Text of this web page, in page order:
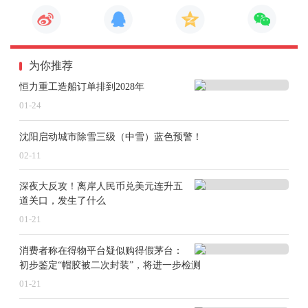
为你推荐
恒力重工造船订单排到2028年
01-24
沈阳启动城市除雪三级（中雪）蓝色预警！
02-11
深夜大反攻！离岸人民币兑美元连升五
道关口，发生了什么
01-21
消费者称在得物平台疑似购得假茅台：
初步鉴定“帽胶被二次封装”，将进一步检测
01-21